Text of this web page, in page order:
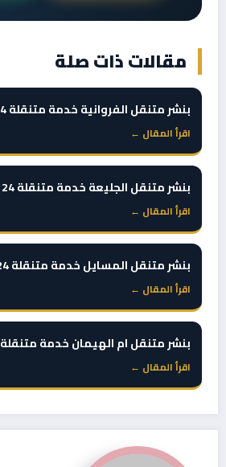
مقالات ذات صلة
بنشر متنقل الفروانية خدمة متنقلة 24 ساعة
اقرأ المقال ←
بنشر متنقل الجليعة خدمة متنقلة 24 ساعة
اقرأ المقال ←
بنشر متنقل المسايل خدمة متنقلة 24 ساعة
اقرأ المقال ←
بنشر متنقل ام الهيمان خدمة متنقلة 24 ساعة
اقرأ المقال ←